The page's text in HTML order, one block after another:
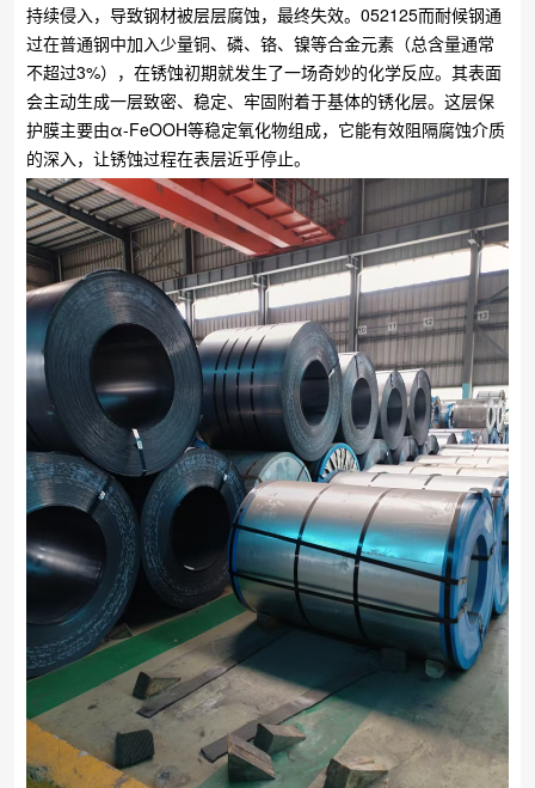
持续侵入，导致钢材被层层腐蚀，最终失效。052125而耐候钢通
过在普通钢中加入少量铜、磷、铬、镍等合金元素（总含量通常
不超过3%），在锈蚀初期就发生了一场奇妙的化学反应。其表面
会主动生成一层致密、稳定、牢固附着于基体的锈化层。这层保
护膜主要由α-FeOOH等稳定氧化物组成，它能有效阻隔腐蚀介质
的深入，让锈蚀过程在表层近乎停止。